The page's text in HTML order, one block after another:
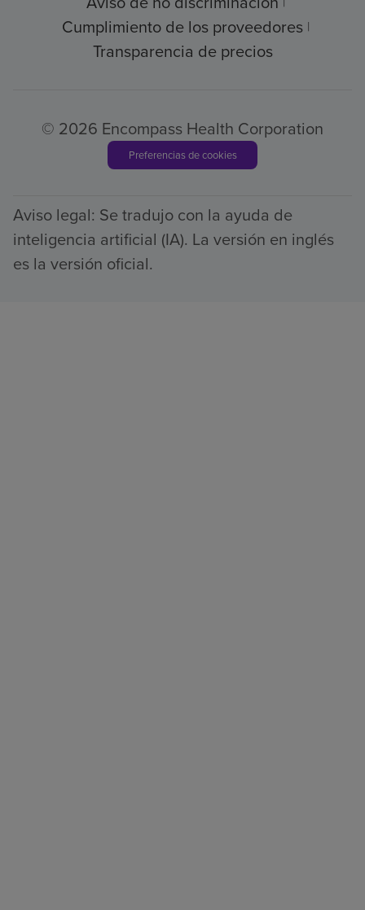
Cumplimiento de los proveedores
Transparencia de precios
© 2026 Encompass Health Corporation
Preferencias de cookies
Aviso legal: Se tradujo con la ayuda de
inteligencia artificial (IA). La versión en inglés
es la versión oficial.